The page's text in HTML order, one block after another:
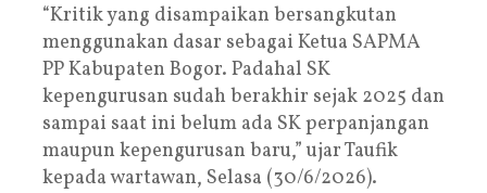
“Kritik yang disampaikan bersangkutan
menggunakan dasar sebagai Ketua SAPMA
PP Kabupaten Bogor. Padahal SK
kepengurusan sudah berakhir sejak 2025 dan
sampai saat ini belum ada SK perpanjangan
maupun kepengurusan baru,” ujar Taufik
kepada wartawan, Selasa (30/6/2026).